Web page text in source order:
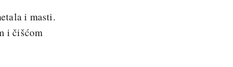
i masti.
i čišćom